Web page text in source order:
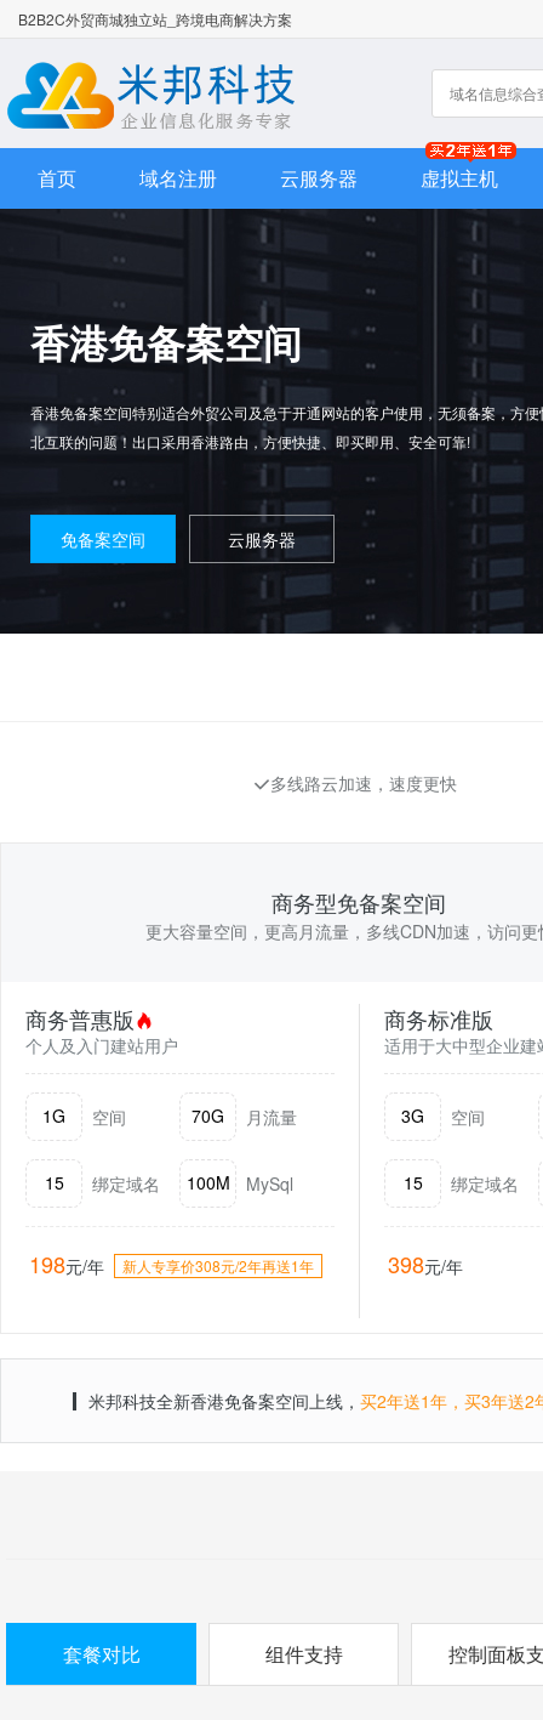
B2B2C外贸商城独立站_跨境电商解决方案
首页 域名注册 云服务器 虚拟主机
香港免备案空间
香港免备案空间特别适合外贸公司及急于开通网站的客户使用，无须备案，方
北互联的问题！出口采用香港路由，方便快捷、即买即用、安全可靠!
免备案空间 云服务器
多线路云加速，速度更快
商务型免备案空间
更大容量空间，更高月流量，多线CDN加速，访问更
商务普惠版
个人及入门建站用户
1G 空间 70G 月流量
15 绑定域名 100M MySql
198元/年 新人专享价308元/2年再送1年
商务标准版
适用于大中型企业建
3G 空间
15 绑定域名
398元/年
米邦科技全新香港免备案空间上线， 买2年送1年，买3年送2
套餐对比 组件支持 控制面板